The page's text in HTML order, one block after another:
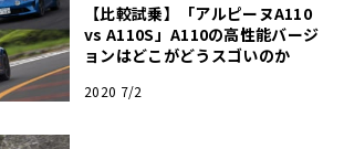
【比較試乗】「アルピーヌA110
vs A110S」A110の高性能バージ
ョンはどこがどうスゴいのか
2020 7/2